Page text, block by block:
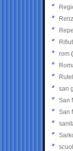
rom
san
San
San